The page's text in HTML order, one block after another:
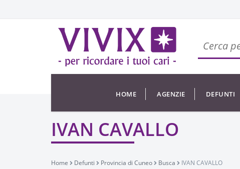
HOME AGENZIE DEFUNTI
IVAN CAVALLO
Home Defunti Provincia di Cuneo Busca IVAN CAVALLO